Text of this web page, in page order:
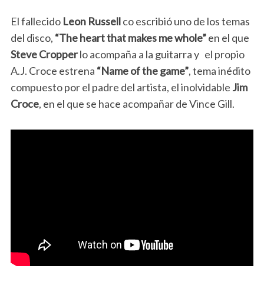
El fallecido Leon Russellco escribió uno de los temas
del disco, “The heart that makes me whole”en el que
Steve Cropperlo acompaña a la guitarra y el propio
A.J. Croce estrena “Name of the game”, tema inédito
compuesto por el padre del artista, el inolvidable Jim
Croce, en el que se hace acompañar de Vince Gill.